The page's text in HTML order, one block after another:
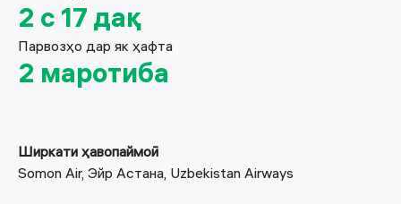
2 с 17 дақ
Парвозҳо дар як ҳафта
2 маротиба
Ширкати ҳавопаймоӣ
Somon Air, Эйр Астана, Uzbekistan Airways